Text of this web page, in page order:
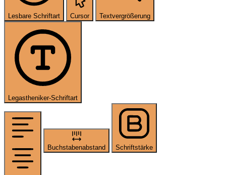
Lesbare Schriftart Cursor Textvergrößerung
Legastheniker-Schriftart
Buchstabenabstand Schriftstärke